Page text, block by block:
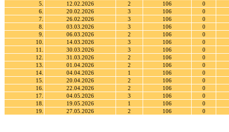
5.
12.02.2026 2 106
0
6.
20.02.2026 3 106
0
7.
26.02.2026 3 106
0
8.
03.03.2026 3 106
0
9.
06.03.2026 2 106
0
10.
14.03.2026 3 106
0
11.
30.03.2026 3 106
0
12.
31.03.2026 2 106
0
13.
01.04.2026 2 106
0
14.
04.04.2026 1 106
0
15.
20.04.2026 2 106
0
16.
22.04.2026 2 106
0
17.
04.05.2026 3 106
0
18.
19.05.2026 1 106
0
19.
27.05.2026 2 106 0